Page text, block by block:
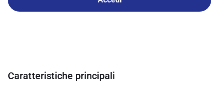
Caratteristiche principali